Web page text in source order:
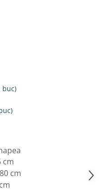
buc)
cm
cm